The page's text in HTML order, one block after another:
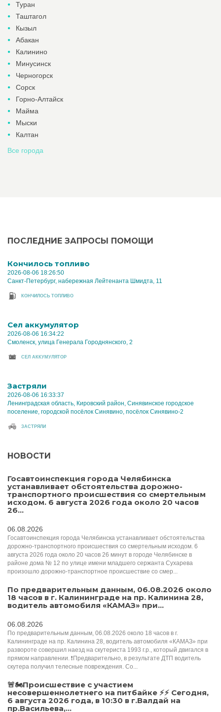
Туран
Таштагол
Кызыл
Абакан
Калинино
Минусинск
Черногорск
Сорск
Горно-Алтайск
Майма
Мыски
Калтан
Все города
ПОСЛЕДНИЕ ЗАПРОСЫ ПОМОЩИ
Кончилось топливо
2026-08-06 18:26:50
Санкт-Петербург, набережная Лейтенанта Шмидта, 11
КОНЧИЛОСЬ ТОПЛИВО
Cел аккумулятор
2026-08-06 16:34:22
Смоленск, улица Генерала Городнянского, 2
CЕЛ АККУМУЛЯТОР
Застряли
2026-08-06 16:33:37
Ленинградская область, Кировский район, Синявинское городское
поселение, городской посёлок Синявино, посёлок Синявино-2
ЗАСТРЯЛИ
НОВОСТИ
Госавтоинспекция города Челябинска
устанавливает обстоятельства дорожно-
транспортного происшествия со смертельным
исходом. 6 августа 2026 года около 20 часов
26...
06.08.2026
Госавтоинспекция города Челябинска устанавливает обстоятельства
дорожно-транспортного происшествия со смертельным исходом. 6
августа 2026 года около 20 часов 26 минут в городе Челябинске в
районе дома № 12 по улице имени младшего сержанта Сухарева
произошло дорожно-транспортное происшествие со смер...
По предварительным данным, 06.08.2026 около
18 часов в г. Калининграде на пр. Калинина 28,
водитель автомобиля «КАМАЗ» при...
06.08.2026
По предварительным данным, 06.08.2026 около 18 часов в г.
Калининграде на пр. Калинина 28, водитель автомобиля «КАМАЗ» при
развороте совершил наезд на скутериста 1993 г.р., который двигался в
прямом направлении. ❗️Предварительно, в результате ДТП водитель
скутера получил телесные повреждения. Со...
🚨🏍Происшествие с участием
несовершеннолетнего на питбайке ⚡️⚡️️ Сегодня,
6 августа 2026 года, в 10:30 в г.Валдай на
пр.Васильева,...